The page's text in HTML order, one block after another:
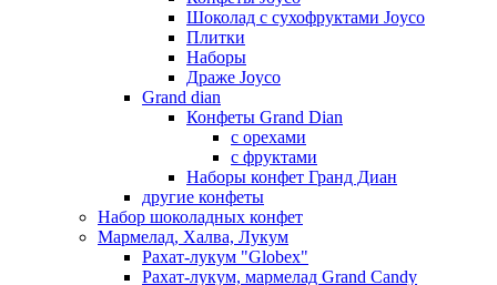
Шоколад с сухофруктами Joyco
Плитки
Наборы
Драже Joyco
Grand dian
Конфеты Grand Dian
с орехами
с фруктами
Наборы конфет Гранд Диан
другие конфеты
Набор шоколадных конфет
Мармелад, Халва, Лукум
Рахат-лукум "Globex"
Рахат-лукум, мармелад Grand Candy